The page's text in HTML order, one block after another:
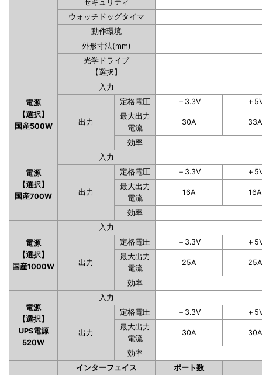
セキュリティ
ウォッチドッグタイマ
動作環境
外形寸法(mm)
光学ドライブ
【選択】
電源
【選択】
国産500W
入力
出力
定格電圧 ＋3.3V
＋
最大出力
電流
30A 33A
効率
電源
【選択】
国産700W
入力
出力
定格電圧 ＋3.3V
＋
最大出力
電流
16A 16A
効率
電源
【選択】
国産1000W
入力
出力
定格電圧 ＋3.3V
＋
最大出力
電流
25A 25A
効率
電源
【選択】
UPS電源
520W
入力
出力
定格電圧 ＋3.3V
＋
最大出力
電流
30A 30A
効率
インターフェイス ポート数